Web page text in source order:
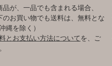
が、一品でも含まれる場合、
のお買い物でも送料は、無料とな
縄を除く）
とお支払い方法についてを、ご